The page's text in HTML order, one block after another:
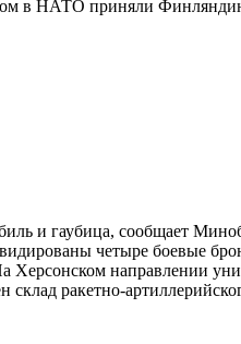
в НАТО приняли
и гаубица, сообщает
четыре боевые
направлении
ракетно-